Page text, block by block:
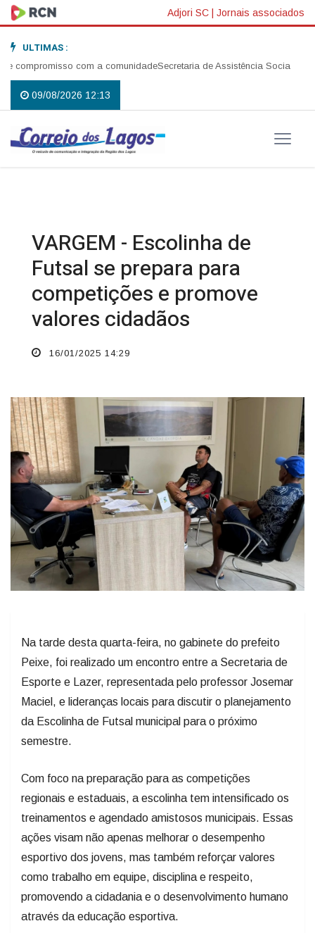
Adjori SC | Jornais associados
ULTIMAS :
com a comunidadeSecretaria de Assistência Social realiza
09/08/2026 12:13
VARGEM - Escolinha de
Futsal se prepara para
competições e promove
valores cidadãos
16/01/2025 14:29
Na tarde desta quarta-feira, no gabinete do prefeito
Peixe, foi realizado um encontro entre a Secretaria de
Esporte e Lazer, representada pelo professor Josemar
Maciel, e lideranças locais para discutir o planejamento
da Escolinha de Futsal municipal para o próximo
semestre.
Com foco na preparação para as competições
regionais e estaduais, a escolinha tem intensificado os
treinamentos e agendado amistosos municipais. Essas
ações visam não apenas melhorar o desempenho
esportivo dos jovens, mas também reforçar valores
como trabalho em equipe, disciplina e respeito,
promovendo a cidadania e o desenvolvimento humano
através da educação esportiva.